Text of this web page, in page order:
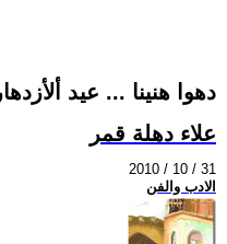
دهوا هنينا ... عيد
علاء دهلة قمر
2010 / 10 / 31
الادب والفن